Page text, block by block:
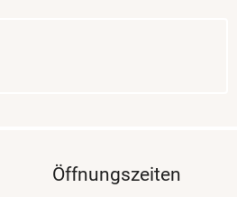
Öffnungszeiten